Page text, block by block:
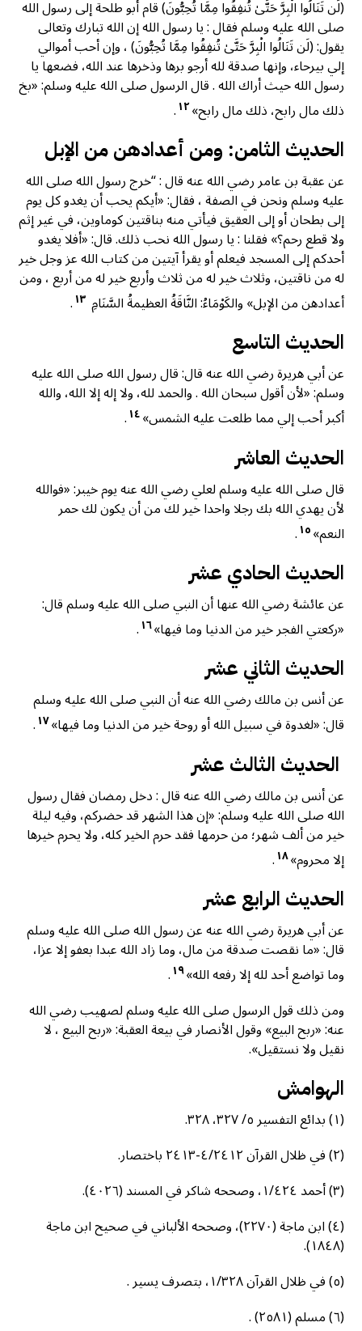
(لَن تَنَالُوا الْبِرَّ حَتَّىٰ تُنفِقُوا مِمَّا تُحِبُّونَ) قام أبو طلحة إلى رسول الله
صلى الله عليه وسلم فقال : يا رسول الله إن الله تبارك وتعالى
يقول: (لَن تَنَالُوا الْبِرَّ حَتَّىٰ تُنفِقُوا مِمَّا تُحِبُّونَ) ، وإن أحب أموالي
إلي بيرحاء، وإنها صدقة لله أرجو برها وذخرها عند الله، فضعها يا
رسول الله حيث أراك الله . قال الرسول صلى الله عليه وسلم: «بخ
ذلك مال رابح، ذلك مال رابح»١٢.
الحديث الثامن: ومن أعدادهن من الإبل
عن عقبة بن عامر رضي الله عنه قال : “خرج رسول الله صلى الله
عليه وسلم ونحن في الصفة ، فقال: «أيكم يحب أن يغدو كل يوم
إلى بطحان أو إلى العقيق فيأتي منه بناقتين كوماوین، في غير إثم
ولا قطع رحم؟» فقلنا : يا رسول الله نحب ذلك. قال: «أفلا يغدو
أحدكم إلى المسجد فيعلم أو يقرأ آيتين من كتاب الله عز وجل خير
له من ناقتين، وثلاث خير له من ثلاث وأربع خير له من أربع ، ومن
أعدادهن من الإبل» والكَوْمَاءُ: النَّاقَةُ العظيمةُ السَّنَامِ ١٣.
الحديث التاسع
عن أبي هريرة رضي الله عنه قال: قال رسول الله صلى الله عليه
وسلم: «لأن أقول سبحان الله . والحمد لله، ولا إله إلا الله، والله
أكبر أحب إلي مما طلعت عليه الشمس»١٤.
الحديث العاشر
قال صلى الله عليه وسلم لعلي رضي الله عنه يوم خيبر: «فوالله
لأن يهدي الله بك رجلا واحدا خیر لك من أن يكون لك حمر
النعم»١٥.
الحديث الحادي عشر
عن عائشة رضي الله عنها أن النبي صلى الله عليه وسلم قال:
«رکعتي الفجر خير من الدنيا وما فيها»١٦.
الحديث الثاني عشر
عن أنس بن مالك رضي الله عنه أن النبي صلى الله عليه وسلم
قال: «لغدوة في سبيل الله أو روحة خير من الدنيا وما فيها»١٧.
الحديث الثالث عشر
عن أنس بن مالك رضي الله عنه قال : دخل رمضان فقال رسول
الله صلى الله عليه وسلم: «إن هذا الشهر قد حضركم، وفيه ليلة
خير من ألف شهر؛ من حرمها فقد حرم الخير كله، ولا يحرم خيرها
إلا محروم»١٨.
الحديث الرابع عشر
عن أبي هريرة رضي الله عنه عن رسول الله صلى الله عليه وسلم
قال: «ما نقصت صدقة من مال، وما زاد الله عبدا بعفو إلا عزا،
وما تواضع أحد لله إلا رفعه الله»١٩.
ومن ذلك قول الرسول صلى الله عليه وسلم لصهيب رضي الله
عنه: «ربح البيع» وقول الأنصار في بيعة العقبة: «ربح البيع ، لا
نقيل ولا نستقيل».
الهوامش
(١) بدائع التفسير ٥/ ٣٢٧، ٣٢٨.
(٢) في ظلال القرآن ٤/٢٤١٢-٢٤١٣ باختصار.
(٣) أحمد ١/٤٢٤، وصححه شاكر في المسند (٤٠٢٦).
(٤) ابن ماجة (٢٢٧٠)، وصححه الألباني في صحيح ابن ماجة
(١٨٤٨).
(٥) في ظلال القرآن ١/٣٢٨، بتصرف يسير .
(٦) مسلم (٢٥٨١) .